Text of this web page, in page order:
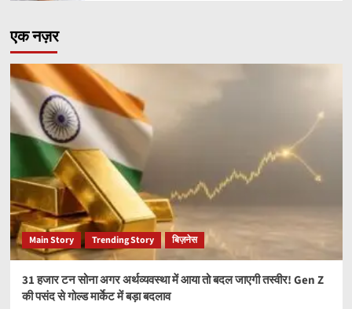
एक नज़र
Main Story Trending Story बिज़नेस
31 हजार टन सोना अगर अर्थव्यवस्था में आया तो बदल जाएगी तस्वीर! Gen Z
की पसंद से गोल्ड मार्केट में बड़ा बदलाव